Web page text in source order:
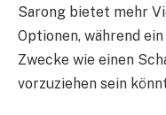
Sarong bietet mehr
Optionen, während
Zwecke wie einen
vorzuziehen sein